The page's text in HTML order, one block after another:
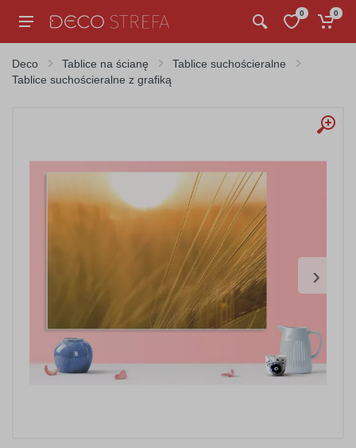
0 0
Deco Tablice na ścianę
Tablice suchościeralne
Tablice suchościeralne z grafiką
›